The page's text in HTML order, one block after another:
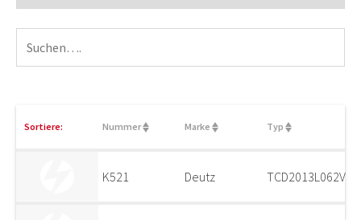
Sortiere: Nummer Marke Typ
K521 Deutz TCD2013L062V